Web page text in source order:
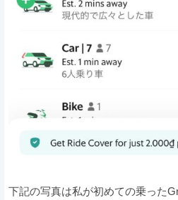
下記の写真は私が初めての乗った